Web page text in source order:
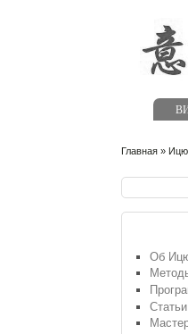
Главная »
Об
Статьи